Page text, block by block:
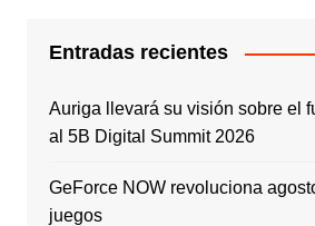
Entradas recientes
Auriga llevará su visión sobre el
al 5B Digital Summit 2026
GeForce NOW revoluciona
juegos